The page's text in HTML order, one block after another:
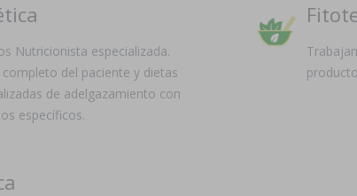
Nutricionista especializada.
completo del paciente y dietas
de adelgazamiento con
específicos.